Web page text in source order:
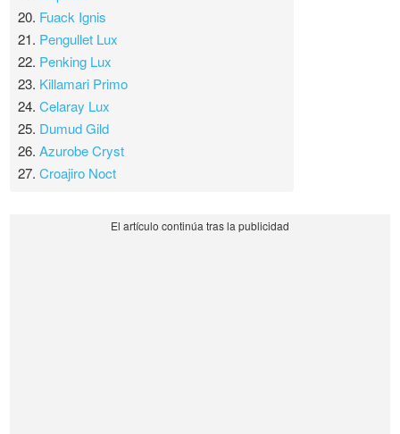
20. Fuack Ignis
21. Pengullet Lux
22. Penking Lux
23. Killamari Primo
24.Celaray Lux
25. Dumud Gild
26.Azurobe Cryst
27.Croajiro Noct